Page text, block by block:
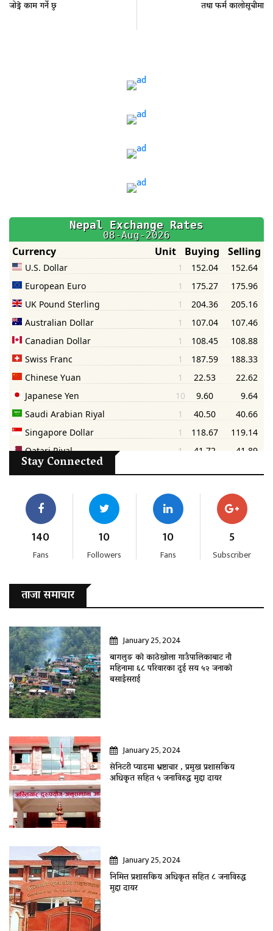
जोड्ने काम गर्ने छु तथा फर्म कालोसूचीमा
Stay Connected
140
Fans
10
Followers
10
Fans
5
Subscriber
ताजा समाचार
January 25, 2024
बागलुङ काे काठेखोला गाउँपालिकाबाट नौ
महिनामा ६८ परिवारका दुई सय ५२ जनाकाे
बसाइँसराई
January 25, 2024
सेनिटरी प्याडमा भ्रष्टाचार , प्रमुख प्रशासकिय
अधिकृत सहित ५ जनाविरुद्ध मुद्दा दायर
January 25, 2024
निमित्त प्रशासकिय अधिकृत सहित ८ जनाविरुद्ध
मुद्दा दायर